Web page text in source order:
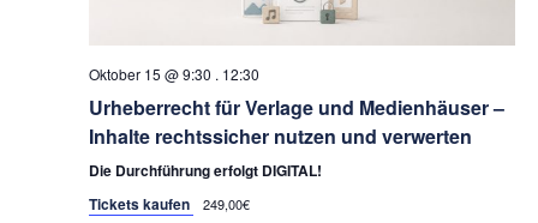
Oktober 15 @ 9:30 . 12:30
Urheberrecht für Verlage und Medienhäuser –
Inhalte rechtssicher nutzen und verwerten
Die Durchführung erfolgt DIGITAL!
Tickets kaufen
249,00€